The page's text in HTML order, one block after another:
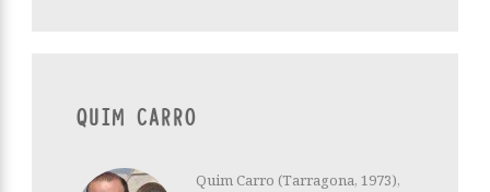
QUIM CARRO
Quim Carro (Tarragona, 1973),